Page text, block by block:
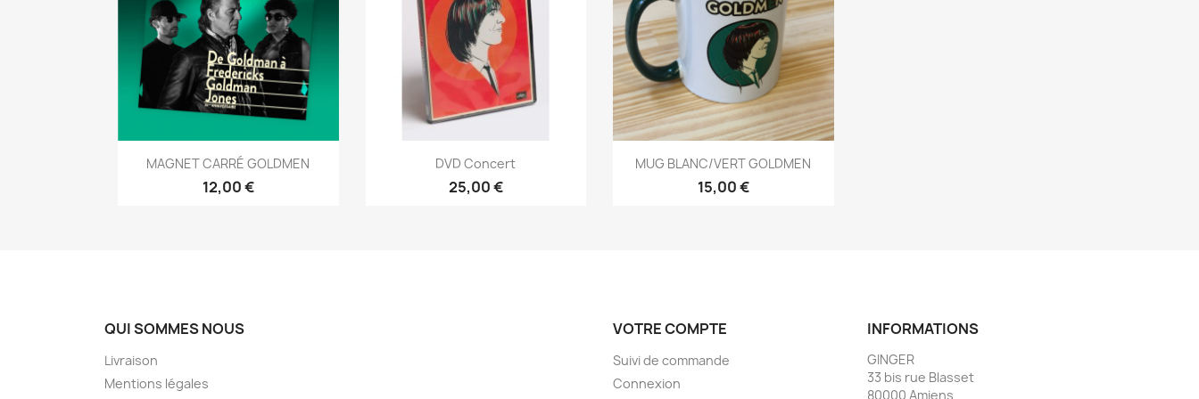
Aperçu rapide
MAGNET CARRÉ GOLDMEN
12,00 €
Aperçu rapide
DVD Concert
25,00 €
Aperçu rapide
MUG BLANC/VERT GOLDMEN
15,00 €
QUI SOMMES NOUS
Livraison
Mentions légales
VOTRE COMPTE
Suivi de commande
Connexion
INFORMATIONS
GINGER
33 bis rue Blasset
80000 Amiens